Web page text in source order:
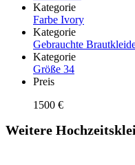
Kategorie
Farbe Ivory
Kategorie
Gebrauchte
Kategorie
Größe 34
Preis
1500 €
Weitere